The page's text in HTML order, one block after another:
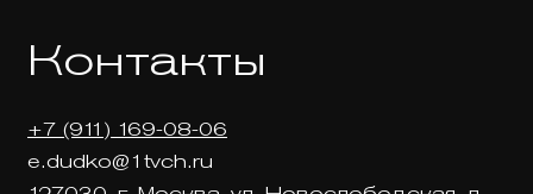
Контакты
+7 (911) 169-08-06
e.dudko@1tvch.ru